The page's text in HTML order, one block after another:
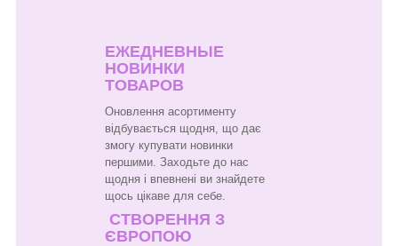
ЕЖЕДНЕВНЫЕ
НОВИНКИ
ТОВАРОВ
Оновлення асортименту
відбувається щодня, що дає
змогу купувати новинки
першими. Заходьте до нас
щодня і впевнені ви знайдете
щось цікаве для себе.
СТВОРЕННЯ З
ЄВРОПОЮ